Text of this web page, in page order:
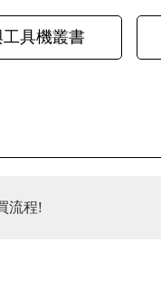
具機叢書
流程!